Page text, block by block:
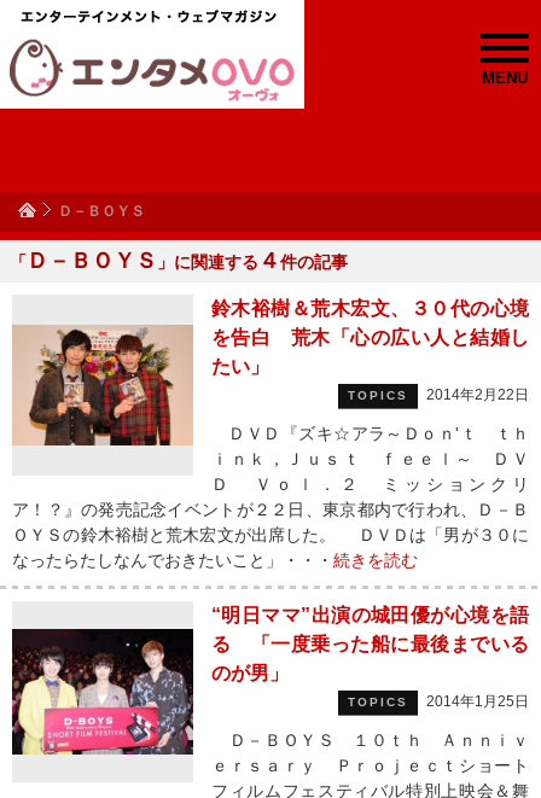
MENU
Ｄ－ＢＯＹＳ
「 Ｄ－ＢＯＹＳ 」に関連する ４件の記事
鈴木裕樹＆荒木宏文、３０代の心境
を告白 荒木「心の広い人と結婚し
たい」
TOPICS 2014年2月22日
ＤＶＤ『ズキ☆アラ～Ｄｏｎ'ｔ ｔｈ
ｉｎｋ，Ｊｕｓｔ ｆｅｅｌ～ ＤＶ
Ｄ Ｖｏｌ．２ ミッションクリ
ア！？』の発売記念イベントが２２日、東京都内で行われ、Ｄ－Ｂ
ＯＹＳの鈴木裕樹と荒木宏文が出席した。 ＤＶＤは「男が３０に
なったらたしなんでおきたいこと」・・・ 続きを読む
“明日ママ”出演の城田優が心境を語
る 「一度乗った船に最後までいる
のが男」
TOPICS 2014年1月25日
Ｄ－ＢＯＹＳ １０ｔｈ Ａｎｎｉｖ
ｅｒｓａｒｙ Ｐｒｏｊｅｃｔショート
フィルムフェスティバル特別上映会＆舞